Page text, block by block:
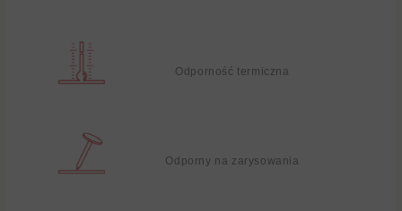
Odporność termiczna
Odporny na zarysowania